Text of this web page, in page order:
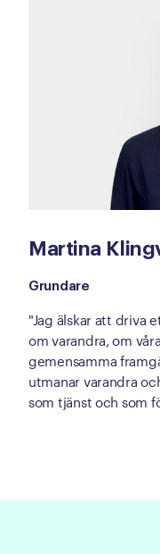
Martina
Grundare
"Jag älskar att driva
om varandra, om
gemensamma
utmanar varandra
som tjänst och som